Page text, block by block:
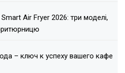
Air Fryer 2026: три моделі,
– ключ к успеху вашего кафе